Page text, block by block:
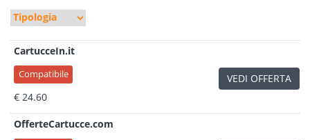
CartucceIn.it
Compatibile
€ 24.60
VEDI OFFERTA
OfferteCartucce.com